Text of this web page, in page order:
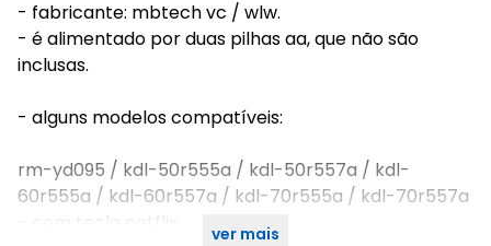
- fabricante: mbtech vc / wlw.
- é alimentado por duas pilhas aa, que não são
inclusas.
- alguns modelos compatíveis:
rm-yd095 / kdl-50r555a / kdl-50r557a / kdl-
60r555a / kdl-60r557a / kdl-70r555a / kdl-70r557a
- com tecla netflix
ver mais